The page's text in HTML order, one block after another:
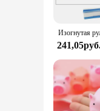
The
surfaces,
The
reliability